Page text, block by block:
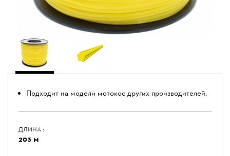
Подходит на модели мотокос других производителей.
ДЛИНА :
203 М